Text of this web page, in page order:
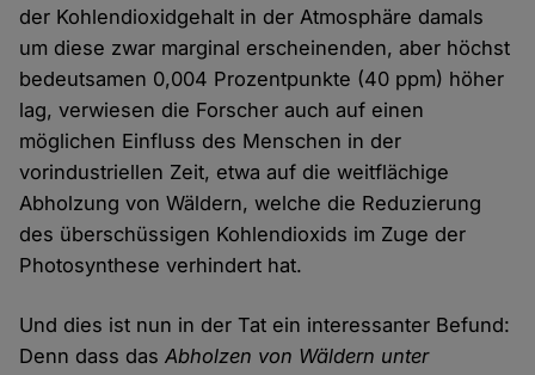
der Kohlendioxidgehalt in der Atmosphäre damals
um diese zwar marginal erscheinenden, aber höchst
bedeutsamen 0,004 Prozentpunkte (40 ppm) höher
lag, verwiesen die Forscher auch auf einen
möglichen Einfluss des Menschen in der
vorindustriellen Zeit, etwa auf die weitflächige
Abholzung von Wäldern, welche die Reduzierung
des überschüssigen Kohlendioxids im Zuge der
Photosynthese verhindert hat.
Und dies ist nun in der Tat ein interessanter Befund:
Denn dass dasAbholzen von Wäldern unter